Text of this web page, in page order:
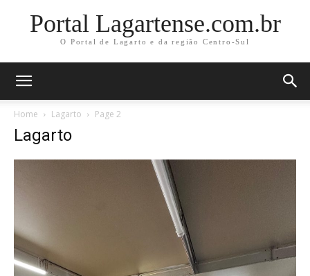
Portal Lagartense.com.br
O Portal de Lagarto e da região Centro-Sul
Home Lagarto Page 2
Lagarto